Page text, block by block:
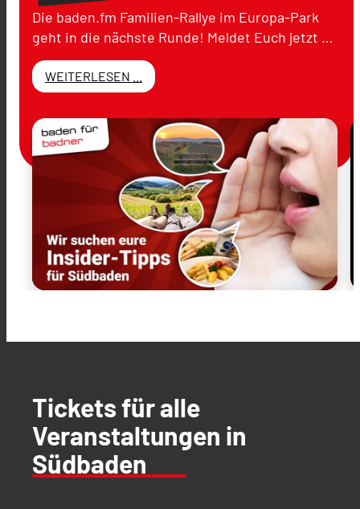
Die baden.fm Familien-Rallye im Europa-Park
geht in die nächste Runde! Meldet Euch jetzt …
WEITERLESEN ...
Tickets für alle
Veranstaltungen in
Südbaden